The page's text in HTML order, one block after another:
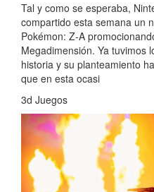
Tal y como se esperaba,
compartido esta semana un
Pokémon: Z-A
Megadimensión. Ya tuvimos
historia y su planteamiento
que en esta ocasi
3d Juegos